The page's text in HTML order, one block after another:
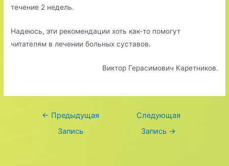
течение 2 недель.
Надеюсь, эти рекомендации хоть как-то помогут
читателям в лечении больных суставов.
Виктор Герасимович Каретников.
Навигация
← Предыдущая
Запись
Следующая
Запись →